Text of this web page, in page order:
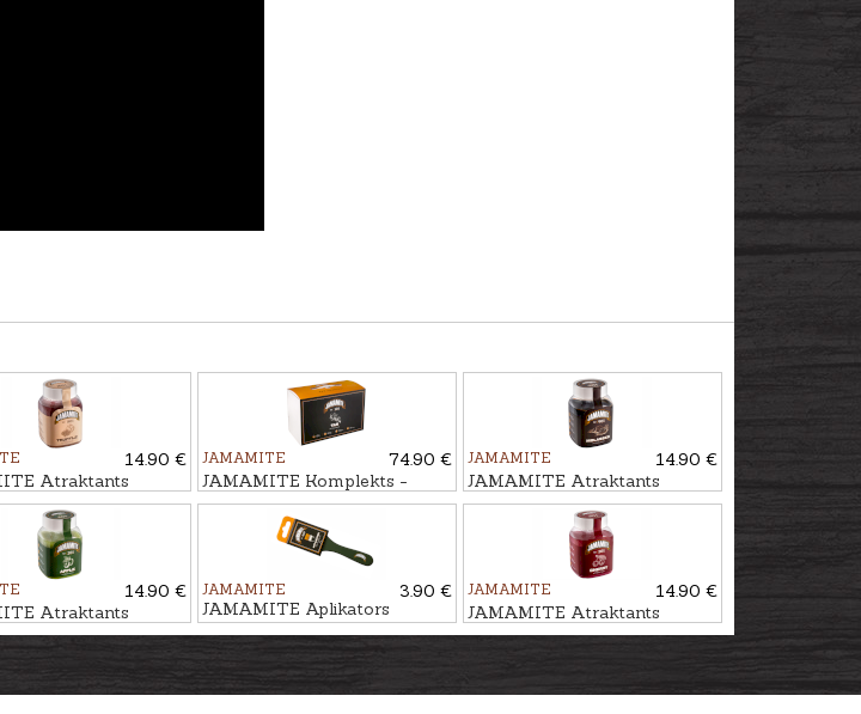
14.90 €
Atraktants
450ml
JAMAMITE
74.90 €
JAMAMITE Komplekts -
darva ziemai TAR, 6gb.
JAMAMITE
14.90 €
JAMAMITE Atraktants
MELASE, 450ml
14.90 €
Atraktants
450ml
JAMAMITE
3.90 €
JAMAMITE Aplikators
JAMAMITE
14.90 €
JAMAMITE Atraktants
ĶIRSIS, 450ml